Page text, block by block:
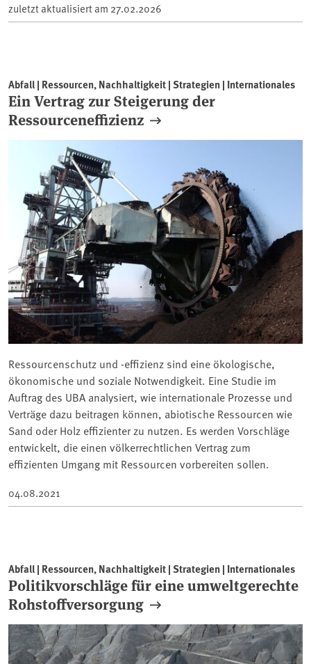
zuletzt aktualisiert am 27.02.2026
Abfall | Ressourcen, Nachhaltigkeit | Strategien | Internationales
Ein Vertrag zur Steigerung der
Ressourceneffizienz
Ressourcenschutz und -effizienz sind eine ökologische,
ökonomische und soziale Notwendigkeit. Eine Studie im
Auftrag des UBA analysiert, wie internationale Prozesse und
Verträge dazu beitragen können, abiotische Ressourcen wie
Sand oder Holz effizienter zu nutzen. Es werden Vorschläge
entwickelt, die einen völkerrechtlichen Vertrag zum
effizienten Umgang mit Ressourcen vorbereiten sollen.
04.08.2021
Abfall | Ressourcen, Nachhaltigkeit | Strategien | Internationales
Politikvorschläge für eine umweltgerechte
Rohstoffversorgung